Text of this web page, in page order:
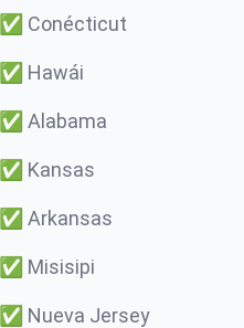
✅ Conécticut
✅ Hawái
✅ Alabama
✅ Kansas
✅ Arkansas
✅ Misisipi
✅ Nueva Jersey